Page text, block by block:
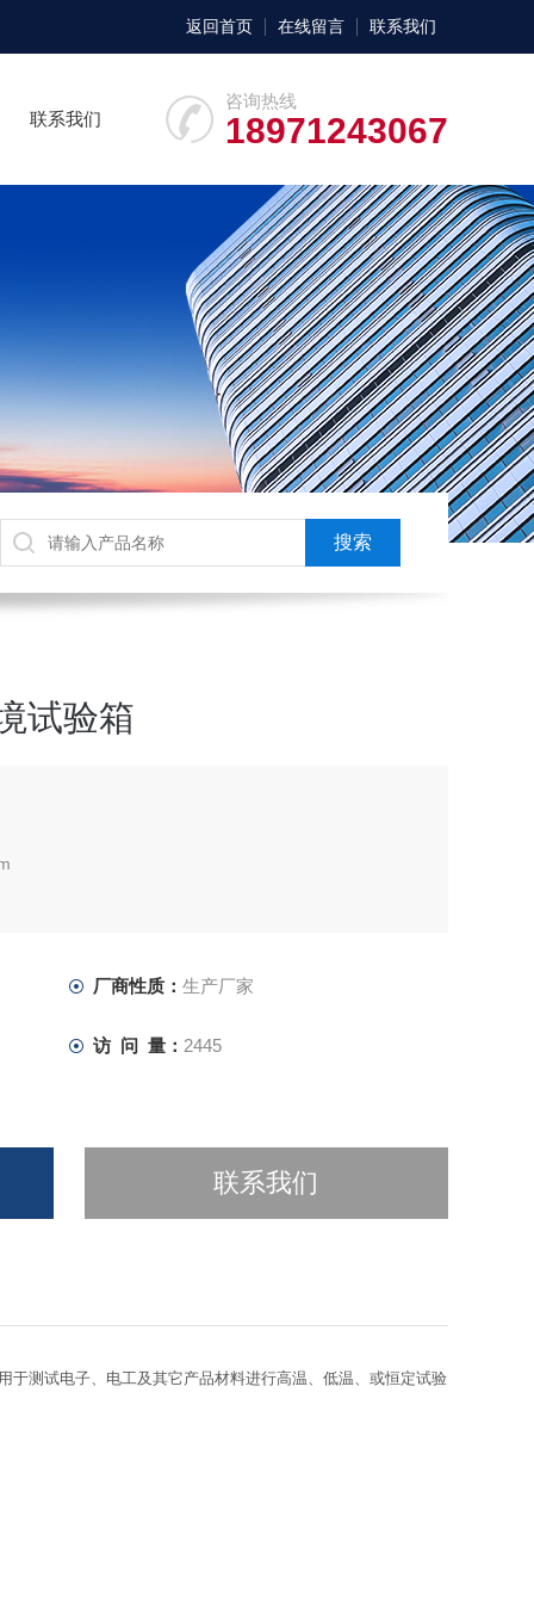
返回首页 在线留言 联系我们
咨询热线
18971243067
联系我们
试验箱
厂商性质： 生产厂家
访 问 量： 2445
联系我们
测试电子、电工及其它产品材料进行高温、低温、或恒定试验